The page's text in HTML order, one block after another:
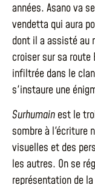
années. Asano va
vendetta qui aura
dont il a assisté au
croiser sur sa
infiltrée dans le
s'instaure une
Surhumain est le
sombre à l'écriture
visuelles et des
les autres. On se
représentation de